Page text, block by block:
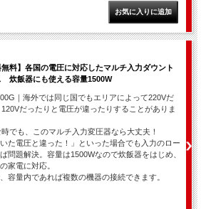
無料】各国の電圧に対応したマルチ入力ダウント
炊飯器にも使える容量1500W
｜海外では同じ国でもエリアによって220Vだ
120Vだったりと電圧が違ったりすることがありま
時でも、このマルチ入力変圧器なら大丈夫！
た電圧と違った！」といった場合でも入力のロー
問題解決。容量は1500Wなので炊飯器をはじめ、
家電に対応。
容量内であれば複数の機器の接続できます。